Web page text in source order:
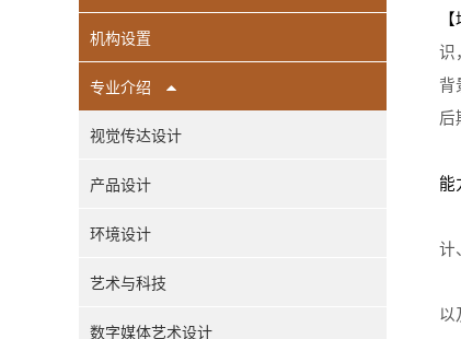
机构设置
专业介绍
视觉传达设计
产品设计
环境设计
艺术与科技
数字媒体艺术设计
识
背
后
能
计
以